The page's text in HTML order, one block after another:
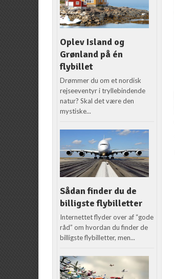
Oplev Island og
Grønland på én
flybillet
Drømmer du om et nordisk
rejseeventyr i tryllebindende
natur? Skal det være den
mystiske...
Sådan finder du de
billigste flybilletter
Internettet flyder over af “gode
råd” om hvordan du finder de
billigste flybilletter, men...